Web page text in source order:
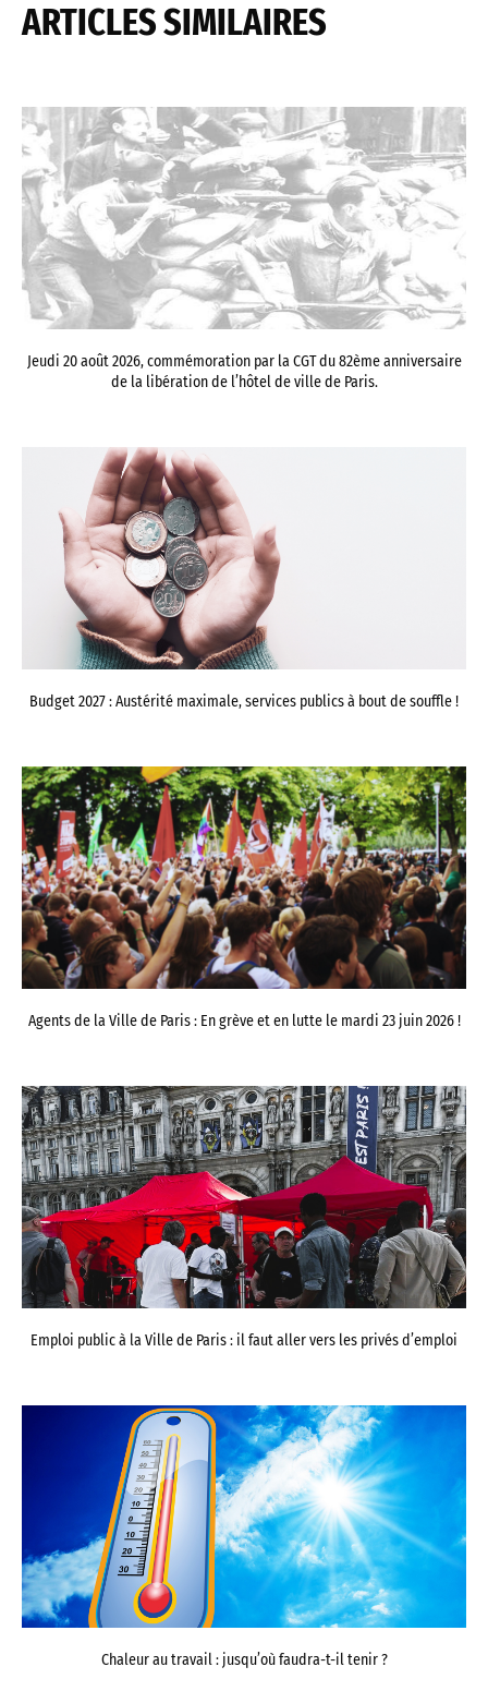
ARTICLES SIMILAIRES
Jeudi 20 août 2026, commémoration par la CGT du 82ème anniversaire
de la libération de l’hôtel de ville de Paris.
Budget 2027 : Austérité maximale, services publics à bout de souffle !
Agents de la Ville de Paris : En grève et en lutte le mardi 23 juin 2026 !
Emploi public à la Ville de Paris : il faut aller vers les privés d’emploi
Chaleur au travail : jusqu’où faudra-t-il tenir ?